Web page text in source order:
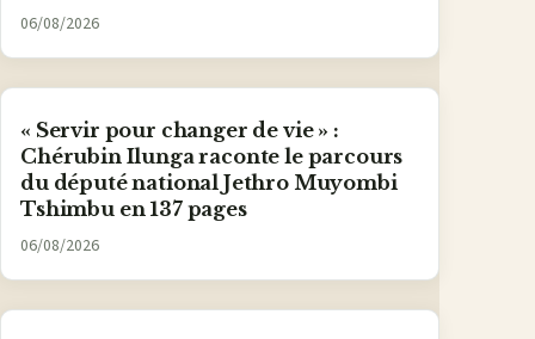
06/08/2026
« Servir pour changer de vie » :
Chérubin Ilunga raconte le parcours
du député national Jethro Muyombi
Tshimbu en 137 pages
06/08/2026